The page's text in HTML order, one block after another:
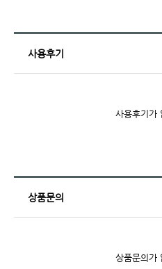
사용후기
사용후기가
상품문의
상품문의가